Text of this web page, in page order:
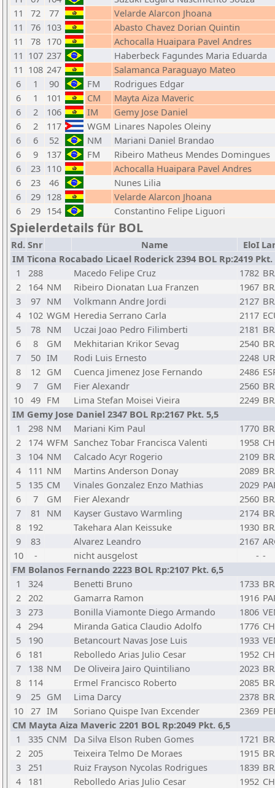
11
72 77
Velarde Alarcon Jhoana
11
76 103
Abasto Chavez Dorian Quintin
11
78 170
Achocalla Huaipara Pavel Andres
11 107 237
Haberbeck Fagundes Maria Eduarda
11 108 247
Salamanca Paraguayo Mateo
6
1 90 FM
Rodrigues Edgar
6
1 101 CM
Mayta Aiza Maveric
6
2 106 IM
Gemy Jose Daniel
6
2 117 WGM Linares Napoles Oleiny
6
6 52 NM
Mariani Daniel Brandao
6
9 137 FM
Ribeiro Matheus Mendes Domingues
6
23 110
Achocalla Huaipara Pavel Andres
6
23 46
Nunes Lilia
6
29 128
Velarde Alarcon Jhoana
6
29 154 Constantino Felipe Liguori
Spielerdetails für BOL
Rd. Snr Name EloI
IM Ticona Rocabado Licael Roderick 2394 BOL Rp:2419 Pkt.
1
288 Macedo Felipe Cruz 1782
2
164 NM Ribeiro Dionatan Lua Franzen 1967
3
97 NM Volkmann Andre Jordi 2127
4
102 WGM Heredia Serrano Carla 2117
5
78 NM Uczai Joao Pedro Filimberti 2181
6
8 GM Mekhitarian Krikor Sevag 2540
7
50 IM Rodi Luis Ernesto 2248
8
12 GM Cuenca Jimenez Jose Fernando 2486
9
7 GM Fier Alexandr 2560
10 49 FM Lima Stefan Moisei Vieira 2249
IM Gemy Jose Daniel 2347 BOL Rp:2167 Pkt. 5,5
1
298 NM Mariani Kim Paul 1770
2
174 WFM Sanchez Tobar Francisca Valenti 1958
3
104 NM Calcado Acyr Rogerio 2109
4
111 NM Martins Anderson Donay 2089
5
135 CM Vinales Gonzalez Enzo Mathias 2029
6
7 GM Fier Alexandr 2560
7
81 NM Kayser Gustavo Warmling 2174
8
192 Takehara Alan Keissuke 1930
9
83 Alvarez Leandro 2167
10
- nicht ausgelost - -
FM Bolanos Fernando 2223 BOL Rp:2107 Pkt. 6,5
1
324 Benetti Bruno 1733
2 202 Gamarra Ramon 1916
3 273 Bonilla Viamonte Diego Armando 1806
4 294 Miranda Gatica Claudio Adolfo 1776
5
190 Betancourt Navas Jose Luis 1933
6
181 Rebolledo Arias Julio Cesar 1952
7
138 NM De Oliveira Jairo Quintiliano 2023
8
114 Ermel Francisco Roberto 2085
9
25 GM Lima Darcy 2378
10 27 IM Soriano Quispe Ivan Excender 2369
CM Mayta Aiza Maveric 2201 BOL Rp:2049 Pkt. 6,5
1
335 CNM Da Silva Elson Ruben Gomes 1721
2 205 Teixeira Telmo De Moraes 1915
3 251 Ruiz Frayson Nycolas Rodrigues 1839
4
181 Rebolledo Arias Julio Cesar 1952